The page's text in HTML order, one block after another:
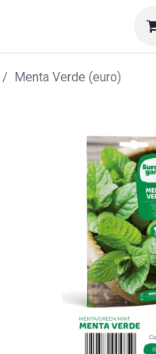
Contáctenos
Menta Verde (euro)